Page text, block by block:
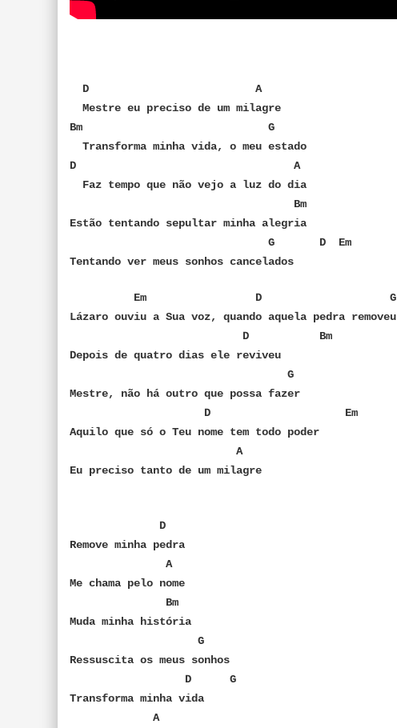
D A
Mestre eu preciso de um milagre
Bm G
Transforma minha vida, o meu estado
D A
Faz tempo que não vejo a luz do dia
Bm
Estão tentando sepultar minha alegria
G D Em
Tentando ver meus sonhos cancelados
Em D G
Lázaro ouviu a Sua voz, quando aquela pedra removeu
D Bm
Depois de quatro dias ele reviveu
G
Mestre, não há outro que possa fazer
D Em
Aquilo que só o Teu nome tem todo poder
A
Eu preciso tanto de um milagre
D
Remove minha pedra
A
Me chama pelo nome
Bm
Muda minha história
G
Ressuscita os meus sonhos
D G
Transforma minha vida
A